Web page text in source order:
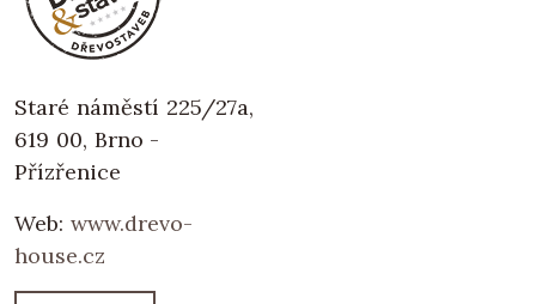
Staré náměstí 225/27a,
619 00, Brno -
Přízřenice
Web: www.drevo-
house.cz